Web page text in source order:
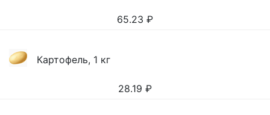
65.23 ₽
Картофель, 1 кг
28.19 ₽